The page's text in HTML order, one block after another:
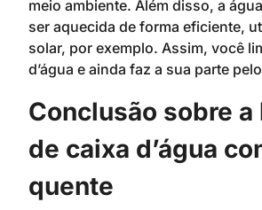
meio ambiente. Além disso, a
ser aquecida de forma eficiente,
solar, por exemplo. Assim, você
d’água e ainda faz a sua parte
Conclusão sobre a
de caixa d’água
quente